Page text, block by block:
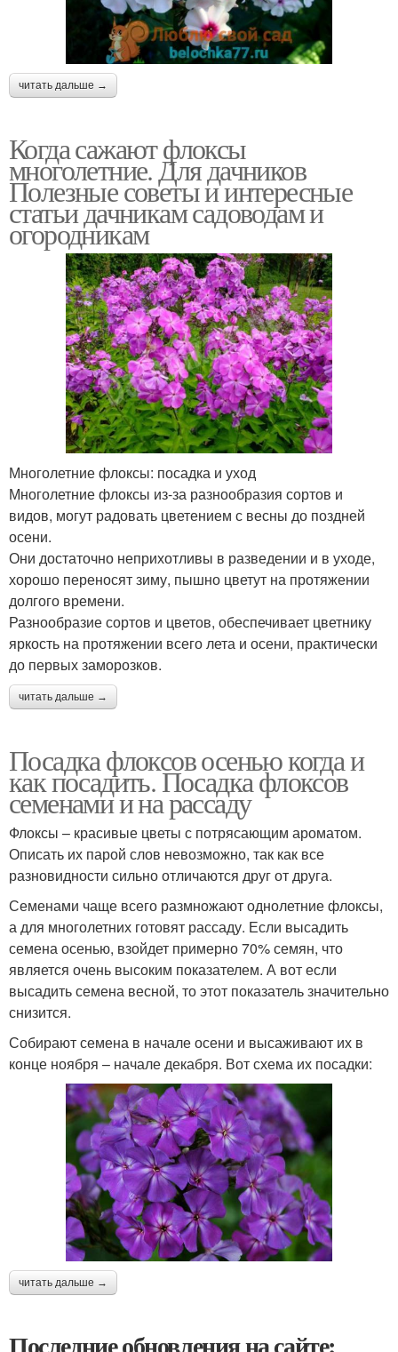
читать дальше →
Когда сажают флоксы
многолетние. Для дачников
Полезные советы и интересные
статьи дачникам садоводам и
огородникам
Многолетние флоксы: посадка и уход
Многолетние флоксы из-за разнообразия сортов и
видов, могут радовать цветением с весны до поздней
осени.
Они достаточно неприхотливы в разведении и в уходе,
хорошо переносят зиму, пышно цветут на протяжении
долгого времени.
Разнообразие сортов и цветов, обеспечивает цветнику
яркость на протяжении всего лета и осени, практически
до первых заморозков.
читать дальше →
Посадка флоксов осенью когда и
как посадить. Посадка флоксов
семенами и на рассаду
Флоксы – красивые цветы с потрясающим ароматом.
Описать их парой слов невозможно, так как все
разновидности сильно отличаются друг от друга.
Семенами чаще всего размножают однолетние флоксы,
а для многолетних готовят рассаду. Если высадить
семена осенью, взойдет примерно 70% семян, что
является очень высоким показателем. А вот если
высадить семена весной, то этот показатель значительно
снизится.
Собирают семена в начале осени и высаживают их в
конце ноября – начале декабря. Вот схема их посадки:
читать дальше →